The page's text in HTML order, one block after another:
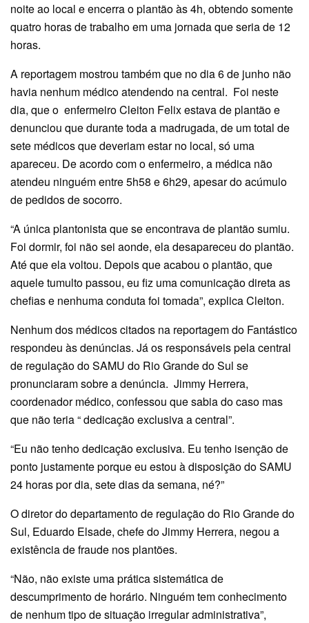
noite ao local e encerra o plantão às 4h, obtendo somente
quatro horas de trabalho em uma jornada que seria de 12
horas.
A reportagem mostrou também que no dia 6 de junho não
havia nenhum médico atendendo na central. Foi neste
dia, que o enfermeiro Cleiton Felix estava de plantão e
denunciou que durante toda a madrugada, de um total de
sete médicos que deveriam estar no local, só uma
apareceu. De acordo com o enfermeiro, a médica não
atendeu ninguém entre 5h58 e 6h29, apesar do acúmulo
de pedidos de socorro.
“A única plantonista que se encontrava de plantão sumiu.
Foi dormir, foi não sei aonde, ela desapareceu do plantão.
Até que ela voltou. Depois que acabou o plantão, que
aquele tumulto passou, eu fiz uma comunicação direta as
chefias e nenhuma conduta foi tomada”, explica Cleiton.
Nenhum dos médicos citados na reportagem do Fantástico
respondeu às denúncias. Já os responsáveis pela central
de regulação do SAMU do Rio Grande do Sul se
pronunciaram sobre a denúncia. Jimmy Herrera,
coordenador médico, confessou que sabia do caso mas
que não teria “ dedicação exclusiva a central”.
“Eu não tenho dedicação exclusiva. Eu tenho isenção de
ponto justamente porque eu estou à disposição do SAMU
24 horas por dia, sete dias da semana, né?”
O diretor do departamento de regulação do Rio Grande do
Sul, Eduardo Elsade, chefe do Jimmy Herrera, negou a
existência de fraude nos plantões.
“Não, não existe uma prática sistemática de
descumprimento de horário. Ninguém tem conhecimento
de nenhum tipo de situação irregular administrativa”,